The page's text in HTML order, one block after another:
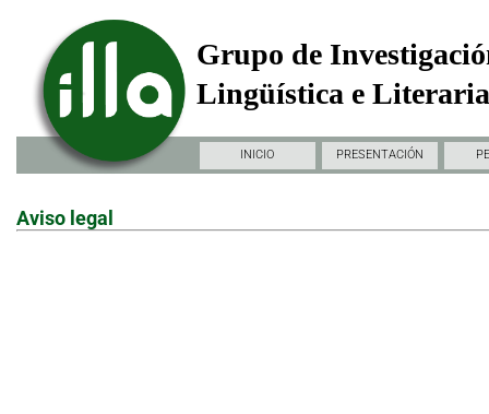
Grupo de
Lingüística e
INICIO PRESENTACIÓN
Aviso legal